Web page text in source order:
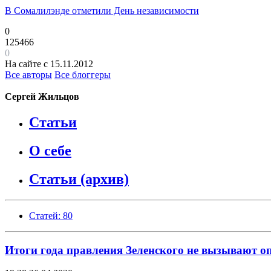
В Сомалилэнде отметили День независимости
0
125466
0
На сайте с 15.11.2012
Все авторы Все блоггеры
Сергей Жильцов
Статьи
О себе
Статьи (архив)
Статей: 80
Итоги года правления Зеленского не вызывают